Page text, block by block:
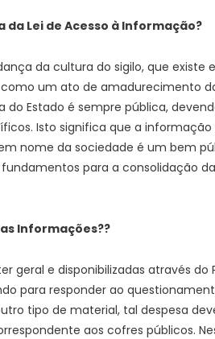
da Lei de Acesso à Informação?
da cultura do sigilo, que existe
um ato de amadurecimento
Estado é sempre pública,
Isto significa que a
nome da sociedade é um bem
para a consolidação
Informações??
e disponibilizadas através do
para responder ao
tipo de material, tal despesa
aos cofres públicos.